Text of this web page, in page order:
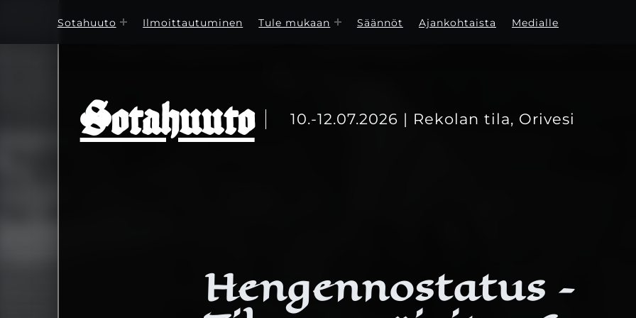
Sotahuuto Ilmoittautuminen Tule mukaan Säännöt Ajankohtaista Medialle
Sotahuuto 10.-12.07.2026 | Rekolan tila, Orivesi
Hengennostatus –